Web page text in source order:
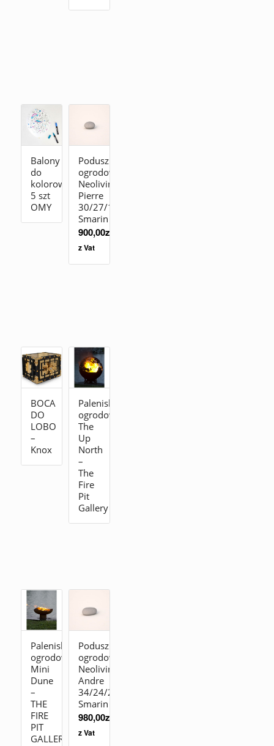
Balony
do
kolorowania
5 szt
OMY
Poduszka
ogrodowa
Neolivingstones
Pierre
30/27/19
Smarin
900,00zł
z Vat
BOCA
DO
LOBO
–
Knox
Palenisko
ogrodowe
The
Up
North
–
The
Fire
Pit
Gallery
Palenisko
ogrodowe
Mini
Dune
–
THE
FIRE
PIT
GALLERY
Poduszka
ogrodowa
Neolivingstones
Andre
34/24/20
Smarin
980,00zł
z Vat